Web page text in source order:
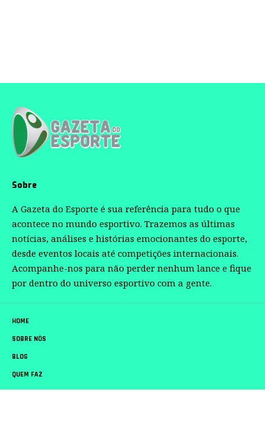
Sobre
A Gazeta do Esporte é sua referência para tudo o que
acontece no mundo esportivo. Trazemos as últimas
notícias, análises e histórias emocionantes do esporte,
desde eventos locais até competições internacionais.
Acompanhe-nos para não perder nenhum lance e fique
por dentro do universo esportivo com a gente.
HOME
SOBRE NÓS
BLOG
QUEM FAZ
CONTATO